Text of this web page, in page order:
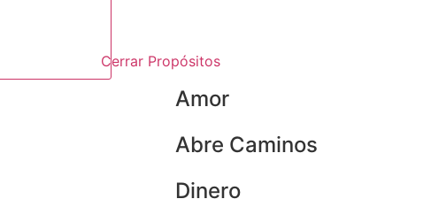
Cerrar Propósitos
Amor
Abre Caminos
Dinero